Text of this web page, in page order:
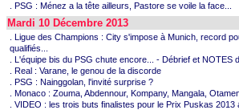
. PSG : Ménez a la tête ailleurs, Pastore se voile la face...
Mardi 10 Décembre 2013
. Ligue des Champions : City s'impose à Munich, record
qualifiés...
. L'équipe bis du PSG chute encore... - Débrief et NOTES
. Real : Varane, le genou de la discorde
. PSG : Nainggolan, l'invité surprise ?
. Monaco : Zouma, Abdennour, Kompany, Mangala,
. VIDEO : les trois buts finalistes pour le Prix Puskas